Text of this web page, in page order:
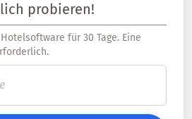
probieren!
für 30 Tage. Eine